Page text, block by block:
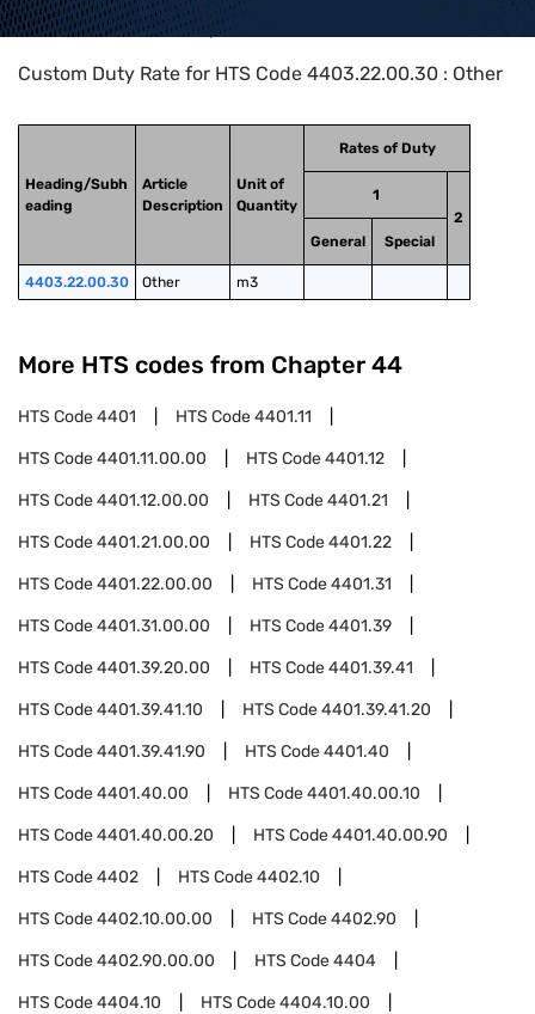
Home>HTS Codes> Chapter
Custom Duty Rate for HTS Code 4403.22.00.30 : Other
Heading/Subh
eading
Article
Description
Unit of
Quantity
Rates of Duty
1
2
General
Special
4403.22.00.30 Other m3
More HTS codes from Chapter 44
HTS Code4401 HTS Code4401.11
HTS Code4401.11.00.00 HTS Code4401.12
HTS Code4401.12.00.00 HTS Code4401.21
HTS Code4401.21.00.00 HTS Code4401.22
HTS Code4401.22.00.00 HTS Code4401.31
HTS Code4401.31.00.00 HTS Code4401.39
HTS Code4401.39.20.00 HTS Code4401.39.41
HTS Code4401.39.41.10 HTS Code4401.39.41.20
HTS Code4401.39.41.90 HTS Code4401.40
HTS Code4401.40.00 HTS Code4401.40.00.10
HTS Code4401.40.00.20 HTS Code4401.40.00.90
HTS Code4402 HTS Code4402.10
HTS Code4402.10.00.00 HTS Code4402.90
HTS Code4402.90.00.00 HTS Code4404
HTS Code4404.10 HTS Code4404.10.00